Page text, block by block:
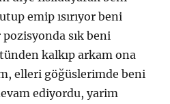
emip ısırıyor beni
sık beni
kalkıp arkam ona
elleri göğüslerimde beni
ediyordu, yarim